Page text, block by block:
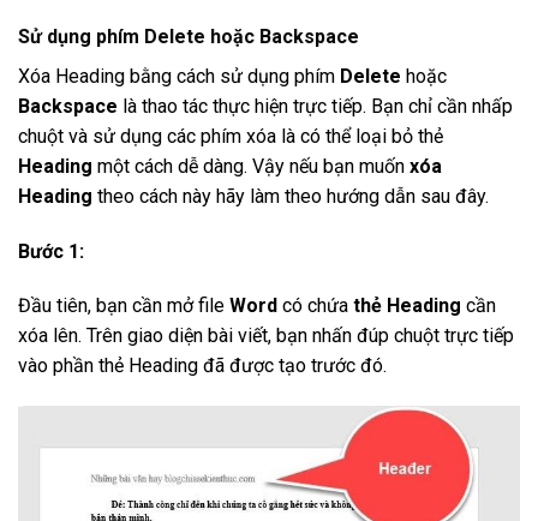
Sử dụng phím Delete hoặc Backspace
Xóa Heading bằng cách sử dụng phím Delete hoặc
Backspace là thao tác thực hiện trực tiếp. Bạn chỉ cần nhấp
chuột và sử dụng các phím xóa là có thể loại bỏ thẻ
Heading một cách dễ dàng. Vậy nếu bạn muốn xóa
Heading theo cách này hãy làm theo hướng dẫn sau đây.
Bước 1:
Đầu tiên, bạn cần mở file Word có chứa thẻ Heading cần
xóa lên. Trên giao diện bài viết, bạn nhấn đúp chuột trực tiếp
vào phần thẻ Heading đã được tạo trước đó.